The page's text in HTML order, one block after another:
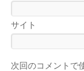
サイト
次回のコメントで